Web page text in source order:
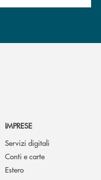
IMPRESE
Servizi digitali
Conti e carte
Estero